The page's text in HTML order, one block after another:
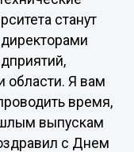
станут
области. Я вам
время,
выпускам
с Днем